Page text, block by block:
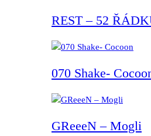
REST – 52
070 Shake-
GReeeN – Mogli